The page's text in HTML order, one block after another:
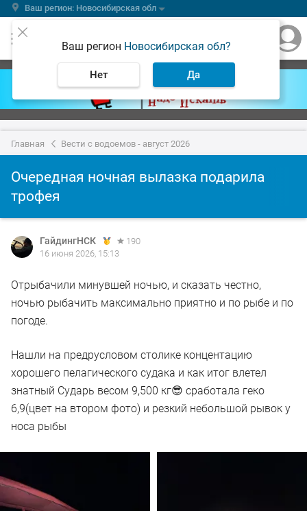
Ваш регион: Новосибирская обл
Ваш регион Новосибирская обл?
Нет Да
Главная Вести с водоемов - август 2026
Очередная ночная вылазка подарила
трофея
ГайдингНСК
190
16 июня 2026, 15:13
Отрыбачили минувшей ночью, и сказать честно,
ночью рыбачить максимально приятно и по рыбе и по
погоде.
Нашли на предрусловом столике концентацию
хорошего пелагического судака и как итог влетел
знатный Сударь весом 9,500 кг😎 сработала геко
6,9(цвет на втором фото) и резкий небольшой рывок у
носа рыбы